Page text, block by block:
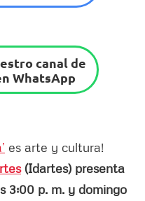
canal de
WhatsApp
es arte y cultura!
(Idartes) presenta
3:00 p. m. y domingo